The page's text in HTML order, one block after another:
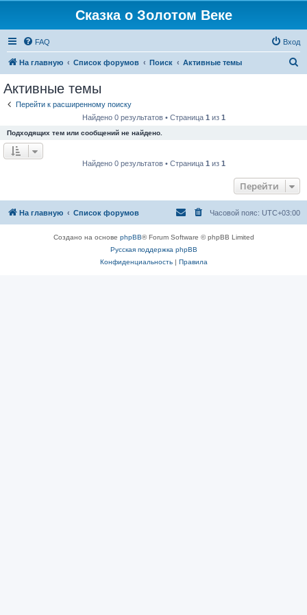
Сказка о Золотом Веке
FAQ Вход
На главную Список форумов Поиск Активные темы
Активные темы
Перейти к расширенному поиску
Найдено 0 результатов • Страница 1 из 1
Подходящих тем или сообщений не найдено.
Найдено 0 результатов • Страница 1 из 1
Перейти
На главную Список форумов Часовой пояс: UTC+03:00
Создано на основе phpBB® Forum Software © phpBB Limited
Русская поддержка phpBB
Конфиденциальность| Правила